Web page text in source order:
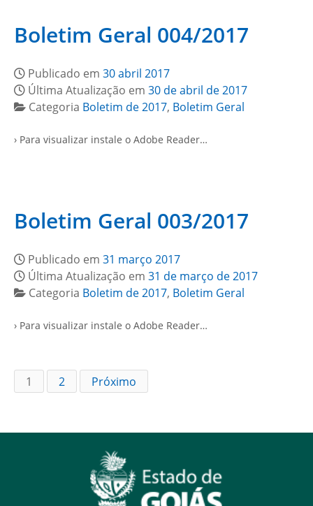
Boletim Geral 004/2017
Publicado em 30 abril 2017
Última Atualização em 30 de abril de 2017
Categoria Boletim de 2017, Boletim Geral
› Para visualizar instale o Adobe Reader…
Boletim Geral 003/2017
Publicado em 31 março 2017
Última Atualização em 31 de março de 2017
Categoria Boletim de 2017, Boletim Geral
› Para visualizar instale o Adobe Reader…
1 2 Próximo